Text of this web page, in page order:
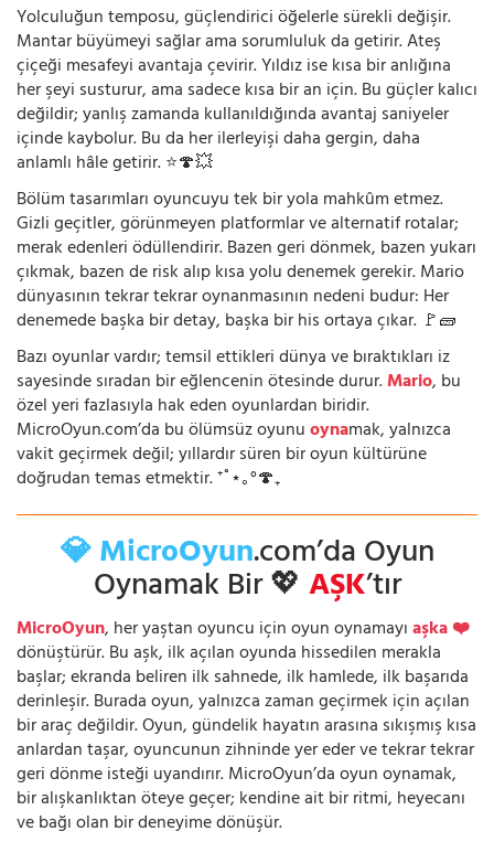
Yolculuğun temposu, güçlendirici öğelerle sürekli değişir.
Mantar büyümeyi sağlar ama sorumluluk da getirir. Ateş
çiçeği mesafeyi avantaja çevirir. Yıldız ise kısa bir anlığına
her şeyi susturur, ama sadece kısa bir an için. Bu güçler kalıcı
değildir; yanlış zamanda kullanıldığında avantaj saniyeler
içinde kaybolur. Bu da her ilerleyişi daha gergin, daha
anlamlı hâle getirir. ⭐🍄💥
Bölüm tasarımları oyuncuyu tek bir yola mahkûm etmez.
Gizli geçitler, görünmeyen platformlar ve alternatif rotalar;
merak edenleri ödüllendirir. Bazen geri dönmek, bazen yukarı
çıkmak, bazen de risk alıp kısa yolu denemek gerekir. Mario
dünyasının tekrar tekrar oynanmasının nedeni budur: Her
denemede başka bir detay, başka bir his ortaya çıkar. 🚩🧱
Bazı oyunlar vardır; temsil ettikleri dünya ve bıraktıkları iz
sayesinde sıradan bir eğlencenin ötesinde durur.Mario, bu
özel yeri fazlasıyla hak eden oyunlardan biridir.
MicroOyun.com’da bu ölümsüz oyunuoynamak, yalnızca
vakit geçirmek değil; yıllardır süren bir oyun kültürüne
doğrudan temas etmektir. ⁺˚⋆｡°🍄₊
💎 MicroOyun.com’da Oyun
Oynamak Bir 💖AŞK’tır
MicroOyun, her yaştan oyuncu için oyun oynamayıaşka ❤️
dönüştürür. Bu aşk, ilk açılan oyunda hissedilen merakla
başlar; ekranda beliren ilk sahnede, ilk hamlede, ilk başarıda
derinleşir. Burada oyun, yalnızca zaman geçirmek için açılan
bir araç değildir. Oyun, gündelik hayatın arasına sıkışmış kısa
anlardan taşar, oyuncunun zihninde yer eder ve tekrar tekrar
geri dönme isteği uyandırır. MicroOyun’da oyun oynamak,
bir alışkanlıktan öteye geçer; kendine ait bir ritmi, heyecanı
ve bağı olan bir deneyime dönüşür.